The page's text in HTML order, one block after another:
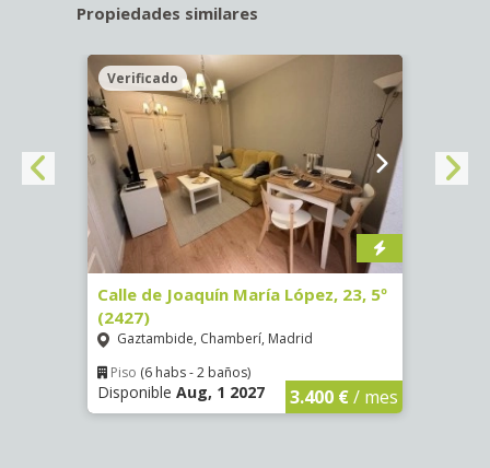
Propiedades similares
Verificado
Calle de Joaquín María López, 23, 5º
(2427)
Gaztambide, Chamberí, Madrid
Piso (6 habs - 2 baños)
Disponible Aug, 1 2027 3.400 €/ mes